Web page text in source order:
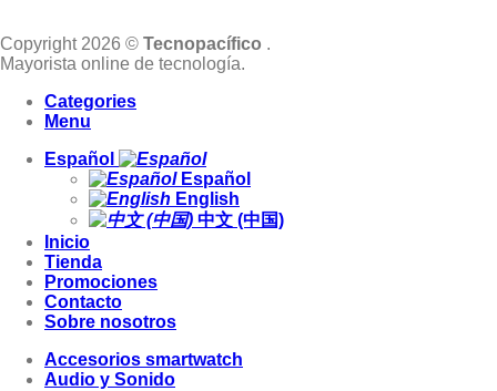
Copyright 2026 © Tecnopacífico .
Mayorista online de tecnología.
Categories
Menu
Español
Español
English
中文 (中国)
Inicio
Tienda
Promociones
Contacto
Sobre nosotros
Accesorios smartwatch
Audio y Sonido